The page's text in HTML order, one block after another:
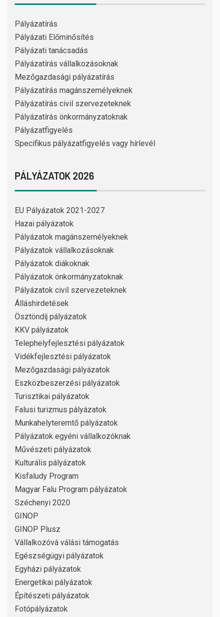
Pályázatírás
Pályázati Előminősítés
Pályázati tanácsadás
Pályázatírás vállalkozásoknak
Mezőgazdasági pályázatírás
Pályázatírás magánszemélyeknek
Pályázatírás civil szervezeteknek
Pályázatírás önkormányzatoknak
Pályázatfigyelés
Specifikus pályázatfigyelés vagy hírlevél
PÁLYÁZATOK 2026
EU Pályázatok 2021-2027
Hazai pályázatok
Pályázatok magánszemélyeknek
Pályázatok vállalkozásoknak
Pályázatok diákoknak
Pályázatok önkormányzatoknak
Pályázatok civil szervezeteknek
Álláshirdetések
Ösztöndíj pályázatok
KKV pályázatok
Telephelyfejlesztési pályázatok
Vidékfejlesztési pályázatok
Mezőgazdasági pályázatok
Eszközbeszerzési pályázatok
Turisztikai pályázatok
Falusi turizmus pályázatok
Munkahelyteremtő pályázatok
Pályázatok egyéni vállalkozóknak
Művészeti pályázatok
Kulturális pályázatok
Kisfaludy Program
Magyar Falu Program pályázatok
Széchenyi 2020
GINOP
GINOP Plusz
Vállalkozóvá válási támogatás
Egészségügyi pályázatok
Egyházi pályázatok
Energetikai pályázatok
Építészeti pályázatok
Fotópályázatok